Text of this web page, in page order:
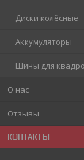
Диски колёсные
Аккумуляторы
Шины для
О нас
Отзывы
КОНТАКТЫ